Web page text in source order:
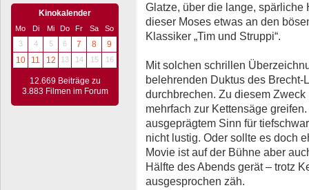
Kinokalender
Mo Di Mi Do Fr Sa
So
3
4 5 6 7 8
9
10
11 12 13 14 15 16
12.669 Beiträge zu
3.883 Filmen im Forum
Glatze, über die lange, spärliche
dieser Moses etwas an den
Klassiker „Tim und Struppi“.
Mit solchen schrillen
belehrenden Duktus des
durchbrechen. Zu diesem
mehrfach zur Kettensäge
ausgeprägtem Sinn für
nicht lustig. Oder sollte es doch
Movie ist auf der Bühne aber
Hälfte des Abends gerät – trotz
ausgesprochen zäh.